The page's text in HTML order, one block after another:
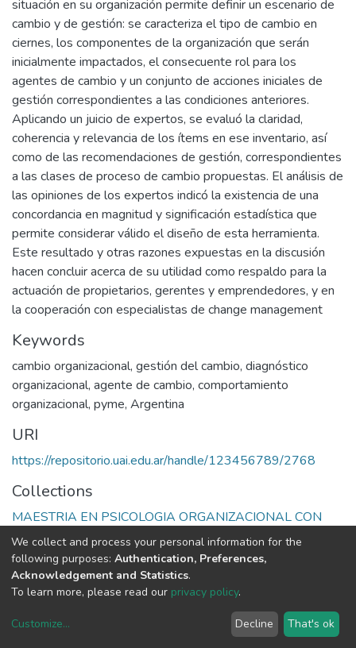
situación en su organización permite definir un escenario de
cambio y de gestión: se caracteriza el tipo de cambio en
ciernes, los componentes de la organización que serán
inicialmente impactados, el consecuente rol para los
agentes de cambio y un conjunto de acciones iniciales de
gestión correspondientes a las condiciones anteriores.
Aplicando un juicio de expertos, se evaluó la claridad,
coherencia y relevancia de los ítems en ese inventario, así
como de las recomendaciones de gestión, correspondientes
a las clases de proceso de cambio propuestas. El análisis de
las opiniones de los expertos indicó la existencia de una
concordancia en magnitud y significación estadística que
permite considerar válido el diseño de esta herramienta.
Este resultado y otras razones expuestas en la discusión
hacen concluir acerca de su utilidad como respaldo para la
actuación de propietarios, gerentes y emprendedores, y en
la cooperación con especialistas de change management
Keywords
cambio organizacional, gestión del cambio, diagnóstico
organizacional, agente de cambio, comportamiento
organizacional, pyme, Argentina
URI
https://repositorio.uai.edu.ar/handle/123456789/2768
Collections
MAESTRIA EN PSICOLOGIA ORGANIZACIONAL CON
ORIENTACIÓN GERENCIAL
Full item page
DSpace software copyright © 2002-2026 LYRASIS
End User Agreement
We collect and process your personal information for the
following purposes: Authentication, Preferences,
Acknowledgement and Statistics.
To learn more, please read our privacy policy.
Customize... Decline That's ok